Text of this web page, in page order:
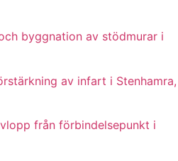
byggnation av stödmurar i
av infart i Stenhamra,
från förbindelsepunkt i